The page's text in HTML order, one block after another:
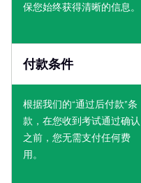
保您始终获得清晰的信息。
付款条件
根据我们的“通过后付款”条
款，在您收到考试通过确认
之前，您无需支付任何费
用。